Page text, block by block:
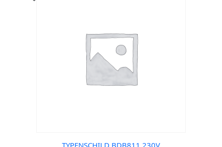
TYPENSCHILD BDB811 230V